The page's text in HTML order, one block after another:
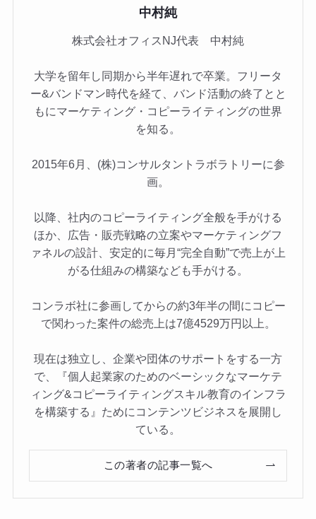
中村純
株式会社オフィスNJ代表 中村純
大学を留年し同期から半年遅れで卒業。フリータ
ー&バンドマン時代を経て、バンド活動の終了とと
もにマーケティング・コピーライティングの世界
を知る。
2015年6月、(株)コンサルタントラボラトリーに参
画。
以降、社内のコピーライティング全般を手がける
ほか、広告・販売戦略の立案やマーケティングフ
ァネルの設計、安定的に毎月“完全自動”で売上が上
がる仕組みの構築なども手がける。
コンラボ社に参画してからの約3年半の間にコピー
で関わった案件の総売上は7億4529万円以上。
現在は独立し、企業や団体のサポートをする一方
で、『個人起業家のためのベーシックなマーケテ
ィング&コピーライティングスキル教育のインフラ
を構築する』ためにコンテンツビジネスを展開し
ている。
この著者の記事一覧へ